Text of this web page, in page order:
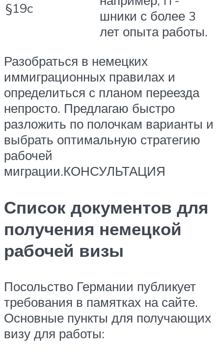
§19c
шники с более 3
лет опыта работы.
Разобраться в немецких
иммиграционных правилах и
определиться с планом переезда
непросто. Предлагаю быстро
разложить по полочкам варианты и
выбрать оптимальную стратегию
рабочей
миграции.КОНСУЛЬТАЦИЯ
Список документов для
получения немецкой
рабочей визы
Посольство Германии публикует
требования в памятках на сайте.
Основные пункты для получающих
визу для работы: